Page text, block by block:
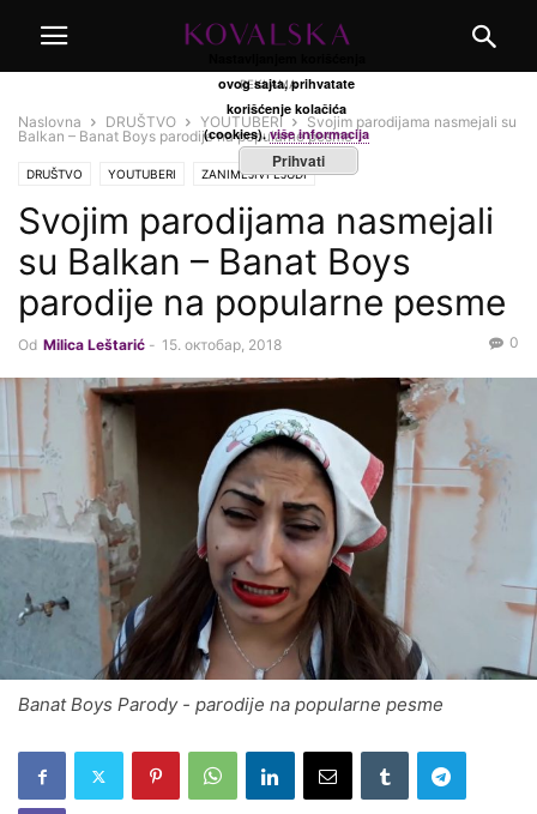
REKLAMA
Naslovna DRUŠTVO YOUTUBERI
Svojim parodijama nasmejali su
Balkan – Banat Boys parodije na popularne pesme
DRUŠTVO YOUTUBERI ZANIMLJIVI LJUDI
Svojim parodijama nasmejali
su Balkan – Banat Boys
parodije na popularne pesme
Od Milica Leštarić - 15. октобар, 2018 0
Banat Boys Parody - parodije na popularne pesme
ovog sajta, prihvatate
korišćenje kolačića
(cookies).više informacija
Prihvati